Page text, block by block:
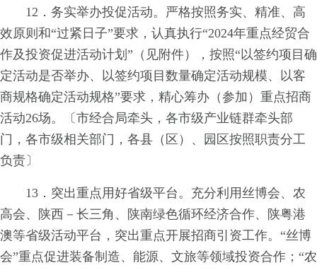
12．务实举办投促活动。严格按照务实、精准、高
效原则和“过紧日子”要求，认真执行“2024年重点经贸合
作及投资促进活动计划”（见附件），按照“以签约项目确
定活动是否举办、以签约项目数量确定活动规模、以客
商规格确定活动规格”要求，精心筹办（参加）重点招商
活动26场。〔市经合局牵头，各市级产业链群牵头部
门，各市级相关部门，各县（区）、园区按照职责分工
负责〕
13．突出重点用好省级平台。充分利用丝博会、农
高会、陕西－长三角、陕南绿色循环经济合作、陕粤港
澳等省级活动平台，突出重点开展招商引资工作。“丝博
会”重点促进装备制造、能源、文旅等领域投资合作；“农